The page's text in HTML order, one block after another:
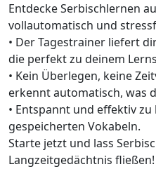
Entdecke Serbischlernen
vollautomatisch und
• Der Tagestrainer liefert
die perfekt zu deinem
• Kein Überlegen, keine
erkennt automatisch, was
• Entspannt und effektiv
gespeicherten Vokabeln.
Starte jetzt und lass
Langzeitgedächtnis fließen!